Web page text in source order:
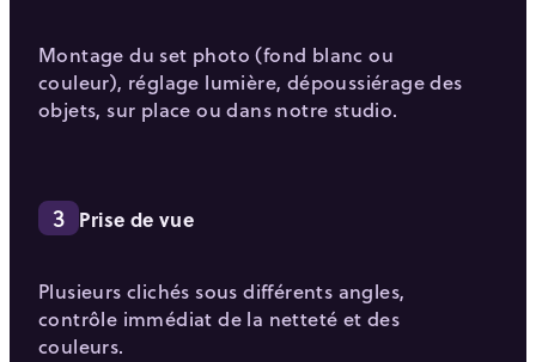
Montage du set photo (fond blanc ou
couleur), réglage lumière, dépoussiérage des
objets, sur place ou dans notre studio.
3 Prise de vue
Plusieurs clichés sous différents angles,
contrôle immédiat de la netteté et des
couleurs.